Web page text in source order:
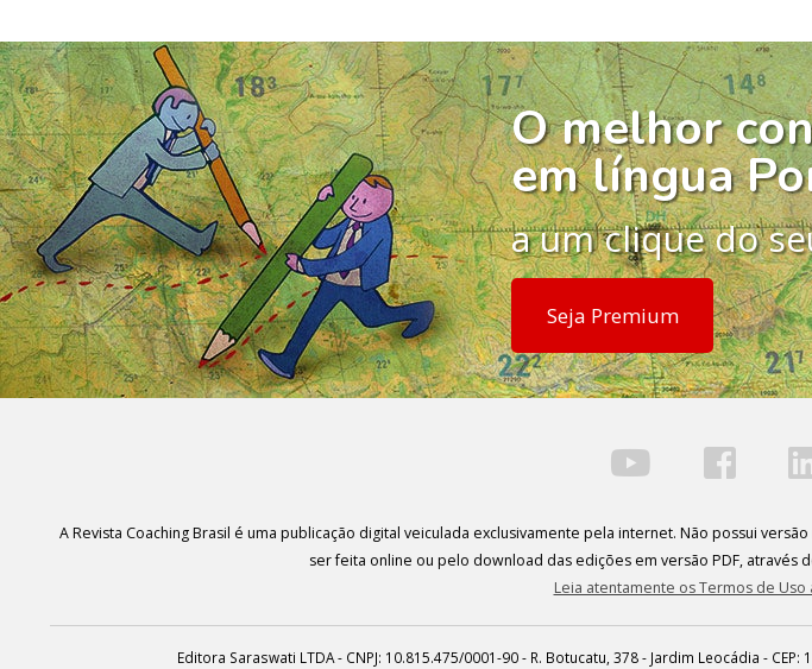
O melhor
em língua
a um clique do
Seja Premium
A Revista Coaching Brasil é uma publicação digital veiculada exclusivamente pela internet. Não possui
ser feita online ou pelo download das edições em versão PDF,
Leia atentamente os Termos de
Editora Saraswati LTDA - CNPJ: 10.815.475/0001-90 - R. Botucatu, 378 - Jardim Leocádia -